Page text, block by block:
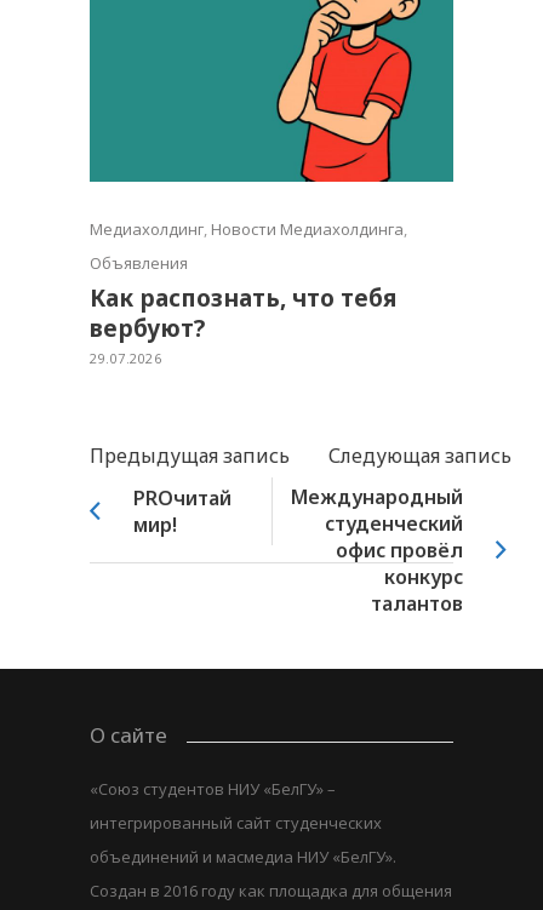
Медиахолдинг, Новости Медиахолдинга,
Объявления
Как распознать, что тебя
вербуют?
29.07.2026
Предыдущая запись
Следующая запись
PROчитай
мир!
Международный
студенческий
офис провёл
конкурс
талантов
О сайте
«Союз студентов НИУ «БелГУ» –
интегрированный сайт студенческих
объединений и масмедиа НИУ «БелГУ».
Создан в 2016 году как площадка для общения